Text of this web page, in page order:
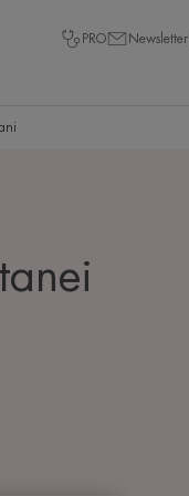
PRO Newsletter